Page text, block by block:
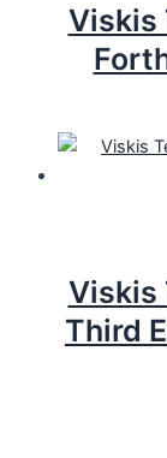
Viskis
Viskis
Third